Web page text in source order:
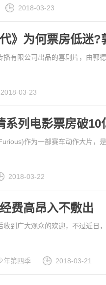
2018-03-23
》为何票房低迷?
播有限公司出品的喜剧片，由
2018-03-23
系列电影票房破10
作为一部赛车动作大片，
2018-03-22
费高昂入不敷出
到广大观众的欢迎，不过近日
年第四季 2018-03-21